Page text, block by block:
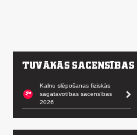
Kalnu slēpošanas fiziskās
sagatavotības sacensības
2026